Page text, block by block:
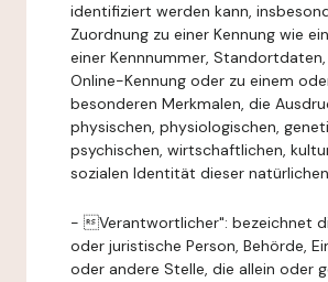
identifiziert werden kann,
Zuordnung zu einer Kennung wie
einer Kennnummer,
Online-Kennung oder zu einem
besonderen Merkmalen, die
physischen, physiologischen,
psychischen, wirtschaftlichen,
sozialen Identität dieser
- Verantwortlicher": bezeichnet
oder juristische Person, Behörde,
oder andere Stelle, die allein oder